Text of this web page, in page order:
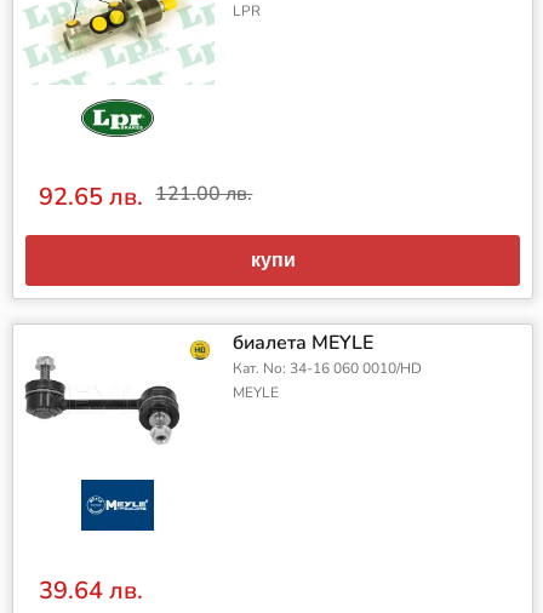
LPR
92.65 лв. 121.00 лв.
купи
биалета MEYLE
Кат. No: 34-16 060 0010/HD
MEYLE
39.64 лв.